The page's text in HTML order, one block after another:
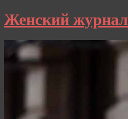
Женский журнал